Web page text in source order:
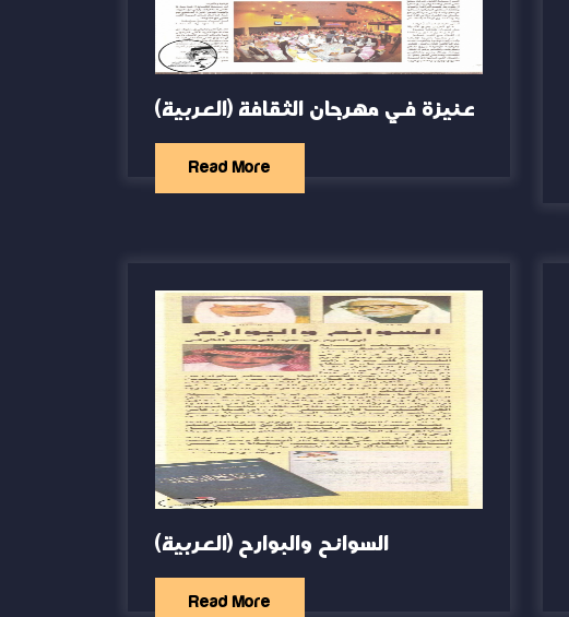
(العربية) عنيزة في مهرجان الثقافة
Read More
(العربية) السوانح والبوارح
Read More